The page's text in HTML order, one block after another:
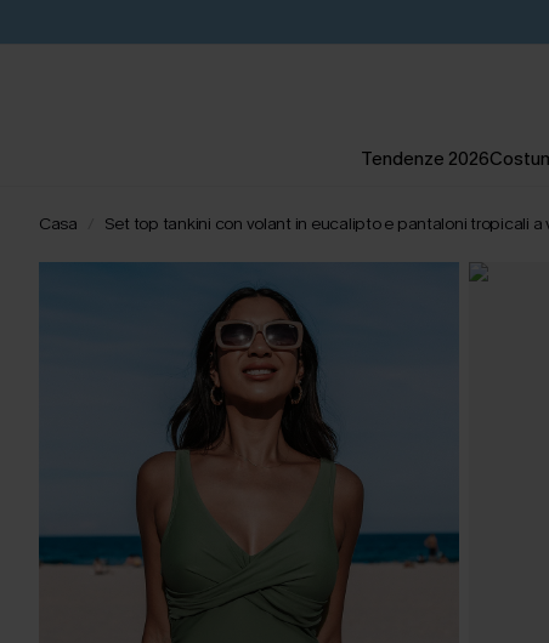
Tendenze 2026
Casa Set top tankini con volant in eucalipto e pantaloni tropicali a